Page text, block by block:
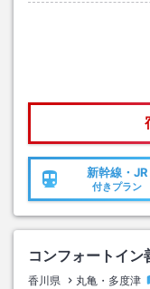
新幹線・JR
付きプラン
コンフォートイン
香川県 丸亀・多度津